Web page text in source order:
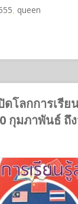
queen
ดโลกการเรีย
กุมภาพันธ์ ถึ